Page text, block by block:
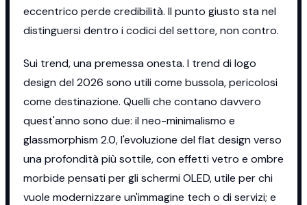
eccentrico perde credibilità. Il punto giusto sta nel
distinguersi dentro i codici del settore, non contro.
Sui trend, una premessa onesta. I trend di logo
design del 2026 sono utili come bussola, pericolosi
come destinazione. Quelli che contano davvero
quest'anno sono due: il neo-minimalismo e
glassmorphism 2.0, l'evoluzione del flat design verso
una profondità più sottile, con effetti vetro e ombre
morbide pensati per gli schermi OLED, utile per chi
vuole modernizzare un'immagine tech o di servizi; e